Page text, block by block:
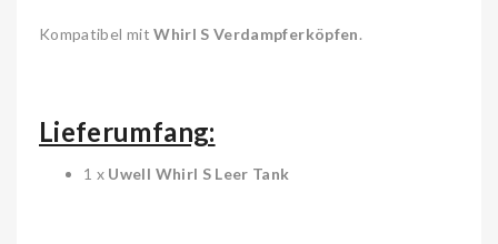
Kompatibel mitWhirl S Verdampferköpfen.
Lieferumfang:
1 x Uwell Whirl S Leer Tank